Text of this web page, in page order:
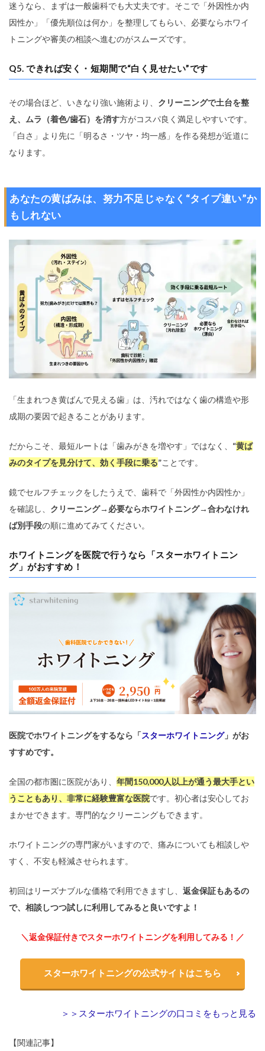
迷うなら、まずは一般歯科でも大丈夫です。そこで「外因性か内
因性か」「優先順位は何か」を整理してもらい、必要ならホワイ
トニングや審美の相談へ進むのがスムーズです。
Q5. できれば安く・短期間で“白く見せたい”です
その場合ほど、いきなり強い施術より、 クリーニングで土台を整
え、ムラ（着色/歯石）を消す方がコスパ良く満足しやすいです。
「白さ」より先に「明るさ・ツヤ・均一感」を作る発想が近道に
なります。
あなたの黄ばみは、努力不足じゃなく“タイプ違い”か
もしれない
「生まれつき黄ばんで見える歯」は、汚れではなく歯の構造や形
成期の要因で起きることがあります。
だからこそ、最短ルートは「歯みがきを増やす」ではなく、 “黄ば
みのタイプを見分けて、効く手段に乗る”ことです。
鏡でセルフチェックをしたうえで、歯科で「外因性か内因性か」
を確認し、 クリーニング→必要ならホワイトニング→合わなけれ
ば別手段の順に進めてみてください。
ホワイトニングを医院で行うなら「スターホワイトニン
グ」がおすすめ！
医院でホワイトニングをするなら「スターホワイトニング」がお
すすめです。
全国の都市圏に医院があり、 年間150,000人以上が通う最大手とい
うこともあり、非常に経験豊富な医院です。初心者は安心してお
まかせできます。専門的なクリーニングもできます。
ホワイトニングの専門家がいますので、痛みについても相談しや
すく、不安も軽減させられます。
初回はリーズナブルな価格で利用できますし、 返金保証もあるの
で、相談しつつ試しに利用してみると良いですよ！
＼返金保証付きでスターホワイトニングを利用してみる！／
スターホワイトニングの公式サイトはこちら
＞＞スターホワイトニングの口コミをもっと見る
【関連記事】